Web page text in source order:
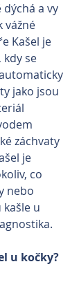
dýchá a vy
vážné
Kašel je
kdy se
jako jsou
záchvaty
je
co
nebo
u
u kočky?